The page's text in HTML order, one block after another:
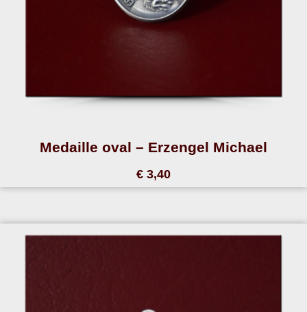
Medaille oval – Erzengel Michael
€ 3,40